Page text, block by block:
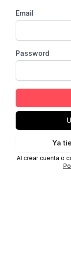
Email
Password
Ya
Al crear cuenta o